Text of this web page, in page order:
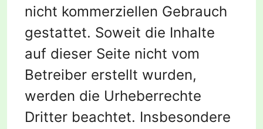
nicht kommerziellen Gebrauch
gestattet. Soweit die Inhalte
auf dieser Seite nicht vom
Betreiber erstellt wurden,
werden die Urheberrechte
Dritter beachtet. Insbesondere